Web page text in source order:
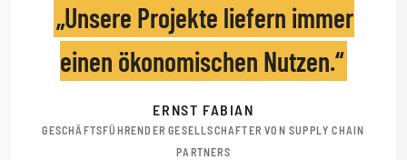
Unsere Projekte liefern immer
einen ökonomischen Nutzen.
ERNST FABIAN
GESCHÄFTSFÜHRENDER GESELLSCHAFTER VON SUPPLY CHAIN
PARTNERS